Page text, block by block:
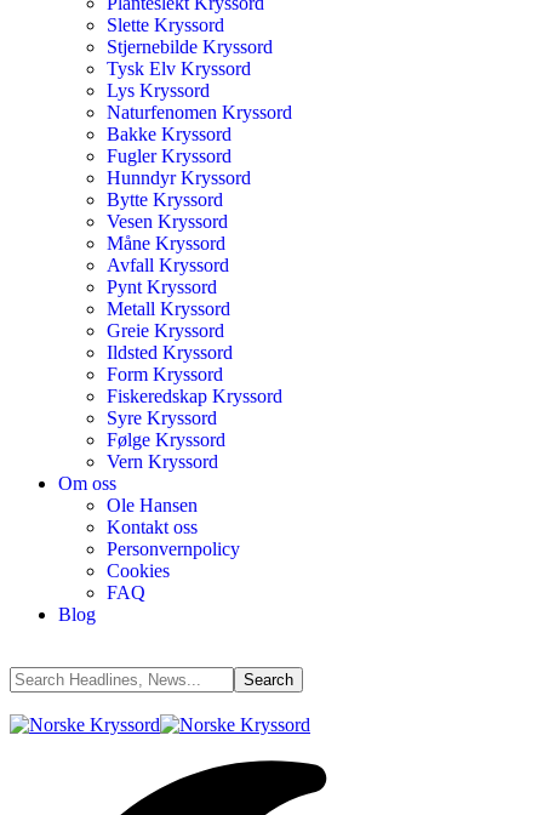
Slette Kryssord
Stjernebilde Kryssord
Tysk Elv Kryssord
Lys Kryssord
Naturfenomen Kryssord
Bakke Kryssord
Fugler Kryssord
Hunndyr Kryssord
Bytte Kryssord
Vesen Kryssord
Måne Kryssord
Avfall Kryssord
Pynt Kryssord
Metall Kryssord
Greie Kryssord
Ildsted Kryssord
Form Kryssord
Fiskeredskap Kryssord
Syre Kryssord
Følge Kryssord
Vern Kryssord
Om oss
Ole Hansen
Kontakt oss
Personvernpolicy
Cookies
FAQ
Blog